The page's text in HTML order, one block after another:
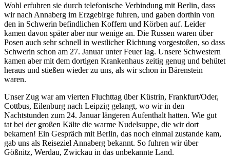
Wohl erfuhren sie durch telefonische Verbindung mit Berlin, dass
wir nach Annaberg im Erzgebirge fuhren, und gaben dorthin von
den in Schwerin befindlichen Koffern und Körben auf. Leider
kamen davon später aber nur wenige an. Die Russen waren über
Posen auch sehr schnell in westlicher Richtung vorgestoßen, so dass
Schwerin schon am 27. Januar unter Feuer lag. Unsere Schwestern
kamen aber mit dem dortigen Krankenhaus zeitig genug und behütet
heraus und stießen wieder zu uns, als wir schon in Bärenstein
waren.
Unser Zug war am vierten Fluchttag über Küstrin, Frankfurt/Oder,
Cottbus, Eilenburg nach Leipzig gelangt, wo wir in den
Nachtstunden zum 24. Januar längeren Aufenthalt hatten. Wie gut
tat bei der großen Kälte die warme Nudelsuppe, die wir dort
bekamen! Ein Gespräch mit Berlin, das noch einmal zustande kam,
gab uns als Reiseziel Annaberg bekannt. So fuhren wir über
Gößnitz, Werdau, Zwickau in das unbekannte Land.